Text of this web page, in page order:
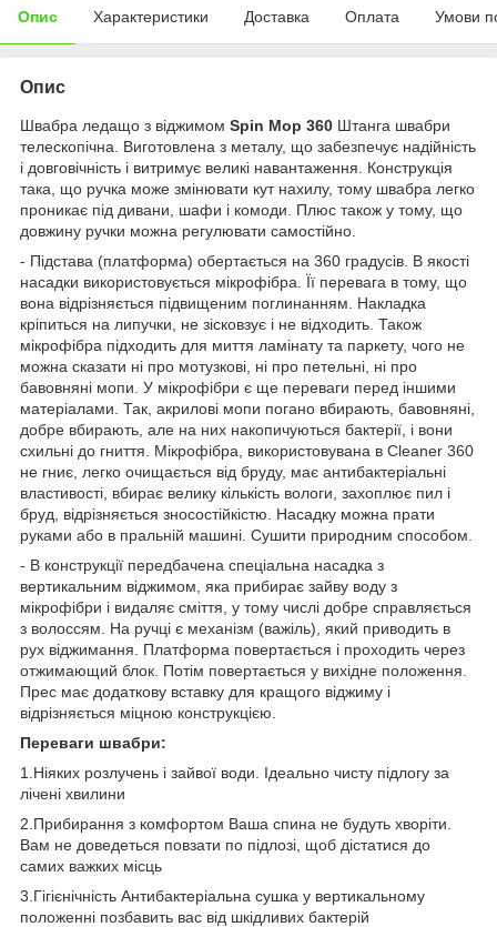
Опис Характеристики Доставка Оплата Умови
Опис
Швабра ледащо з віджимом Spin Mop 360 Штанга швабри
телескопічна. Виготовлена з металу, що забезпечує надійність
і довговічність і витримує великі навантаження. Конструкція
така, що ручка може змінювати кут нахилу, тому швабра легко
проникає під дивани, шафи і комоди. Плюс також у тому, що
довжину ручки можна регулювати самостійно.
- Підстава (платформа) обертається на 360 градусів. В якості
насадки використовується мікрофібра. Її перевага в тому, що
вона відрізняється підвищеним поглинанням. Накладка
кріпиться на липучки, не зісковзує і не відходить. Також
мікрофібра підходить для миття ламінату та паркету, чого не
можна сказати ні про мотузкові, ні про петельні, ні про
бавовняні мопи. У мікрофібри є ще переваги перед іншими
матеріалами. Так, акрилові мопи погано вбирають, бавовняні,
добре вбирають, але на них накопичуються бактерії, і вони
схильні до гниття. Мікрофібра, використовувана в Cleaner 360
не гниє, легко очищається від бруду, має антибактеріальні
властивості, вбирає велику кількість вологи, захоплює пил і
бруд, відрізняється зносостійкістю. Насадку можна прати
руками або в пральній машині. Сушити природним способом.
- В конструкції передбачена спеціальна насадка з
вертикальним віджимом, яка прибирає зайву воду з
мікрофібри і видаляє сміття, у тому числі добре справляється
з волоссям. На ручці є механізм (важіль), який приводить в
рух віджимання. Платформа повертається і проходить через
отжимающий блок. Потім повертається у вихідне положення.
Прес має додаткову вставку для кращого віджиму і
відрізняється міцною конструкцією.
Переваги швабри:
1.Ніяких розлучень і зайвої води. Ідеально чисту підлогу за
лічені хвилини
2.Прибирання з комфортом Ваша спина не будуть хворіти.
Вам не доведеться повзати по підлозі, щоб дістатися до
самих важких місць
3.Гігієнічність Антибактеріальна сушка у вертикальному
положенні позбавить вас від шкідливих бактерій